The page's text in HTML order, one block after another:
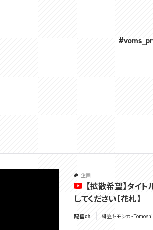
企画
【拡散希望】タイ
してください【花札】
配信ch 緋笠トモシカ -